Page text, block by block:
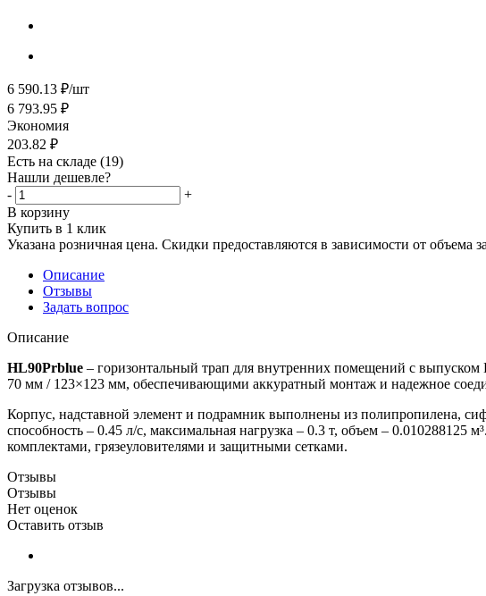
6 590.13 ₽/шт
6 793.95 ₽
Экономия
203.82 ₽
Есть на складе (19)
Нашли дешевле?
-
+
В корзину
Купить в 1 клик
Указана розничная цена. Скидки предоставляются в зависимости от объема
Описание
Отзывы
Задать вопрос
Описание
HL90Prblue – горизонтальный трап для внутренних помещений с
70 мм / 123×123 мм, обеспечивающими аккуратный монтаж и надежное
Корпус, надставной элемент и подрамник выполнены из полипропилена,
способность – 0.45 л/с, максимальная нагрузка – 0.3 т, объем –
комплектами, грязеуловителями и защитными сетками.
Отзывы
Отзывы
Нет оценок
Оставить отзыв
Загрузка отзывов...